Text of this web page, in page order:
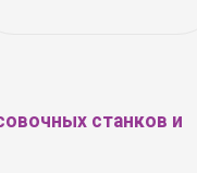
станков и